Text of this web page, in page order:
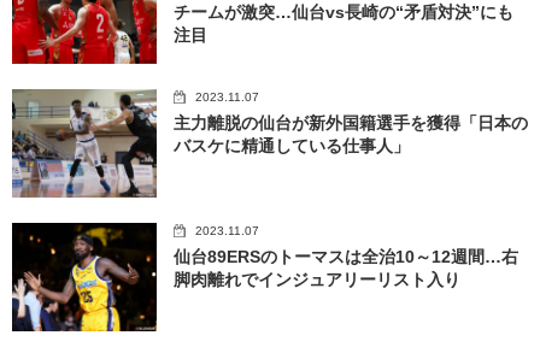
チームが激突…仙台vs長崎の“矛盾対決”にも
注目
2023.11.07
主力離脱の仙台が新外国籍選手を獲得「日本の
バスケに精通している仕事人」
2023.11.07
仙台89ERSのトーマスは全治10～12週間…右
脚肉離れでインジュアリーリスト入り